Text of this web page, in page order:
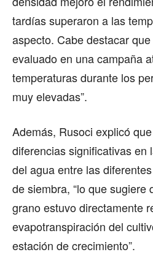
tardías superaron a las
aspecto. Cabe destacar
evaluado en una campaña
temperaturas durante los
muy elevadas”.
Además, Rusoci explicó
diferencias significativas en
del agua entre las
de siembra, “lo que sugiere
grano estuvo directamente
evapotranspiración del
estación de crecimiento”.